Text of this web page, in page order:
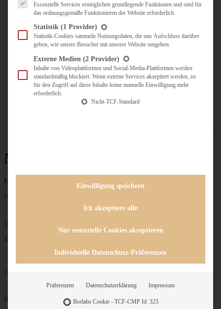
UNTERWEGS
KULINARISCH UNTERWEGS
ÜBER MICH
ZUSAMMENARBEIT
Muttertag
Keine Beiträge gefunden
Unternehmen
ÜBER MICH
ZUSAMMENARBEIT
Entdecken
GRUNDLAGEN
Essenzielle Services ermöglichen grundlegende Funktionen und sind für
das ordnungsgemäße Funktionieren der Website erforderlich.
Statistik (1 Provider)
Statistik-Cookies sammeln Nutzungsdaten, die uns Aufschluss darüber
geben, wie unsere Besucher mit unserer Website umgehen.
Externe Medien (2 Provider)
Inhalte von Videoplattformen und Social-Media-Plattformen werden
standardmäßig blockiert. Wenn externe Services akzeptiert werden, ist
für den Zugriff auf diese Inhalte keine manuelle Einwilligung mehr
erforderlich.
Nicht-TCF-Standard
Einwilligung speichern
Ich akzeptiere alle
Nur essenzielle Cookies akzeptieren
Individuelle Datenschutz-Präferenzen
Präferenzen Datenschutzerklärung Impressum
Borlabs Cookie - TCF-CMP Id: 323